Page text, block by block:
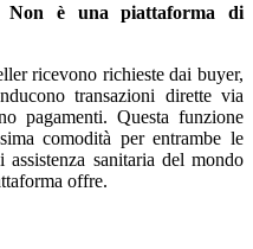
Non è una piattaforma di
ricevono richieste dai buyer,
transazioni dirette via
pagamenti. Questa funzione
comodità per entrambe le
sanitaria del mondo
offre.